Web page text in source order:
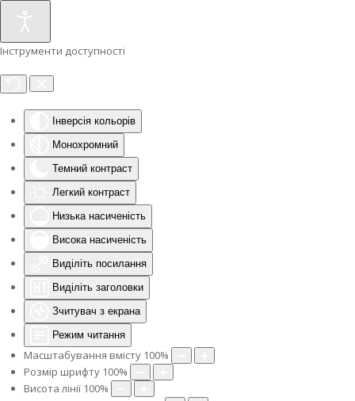
Інструменти доступності
Інверсія кольорів
Монохромний
Темний контраст
Легкий контраст
Низька насиченість
Висока насиченість
Виділіть посилання
Виділіть заголовки
Зчитувач з екрана
Режим читання
Масштабування вмісту 100%
Розмір шрифту 100%
Висота лінії 100%